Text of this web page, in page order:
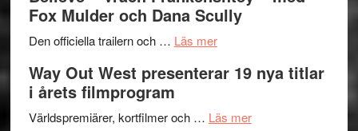
kväll
II
Fox Mulder och Dana Scully
Den officiella trailern och … Läs merom
trailern
The
Way Out West presenterar 19 nya titlar
i årets filmprogram
Världspremiärer, kortfilmer och … Läs merom